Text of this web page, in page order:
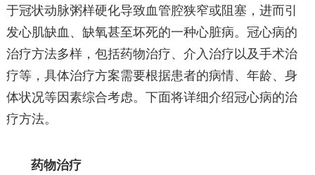
于冠状动脉粥样硬化导致血管腔狭窄或阻塞，进而引
发心肌缺血、缺氧甚至坏死的一种心脏病。冠心病的
治疗方法多样，包括药物治疗、介入治疗以及手术治
疗等，具体治疗方案需要根据患者的病情、年龄、身
体状况等因素综合考虑。下面将详细介绍冠心病的治
疗方法。
药物治疗